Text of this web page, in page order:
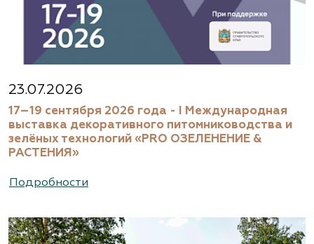
23.07.2026
17–19 сентября 2026 года - I Международная
выставка декоративного питомниководства и
зелёных технологий «PRO ОЗЕЛЕНЕНИЕ &
РАСТЕНИЯ»
Подробности